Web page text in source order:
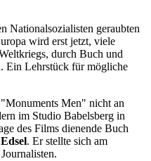
Nationalsozialisten geraubten
wird erst jetzt, viele
durch Buch und
Ein Lehrstück für mögliche
Men" nicht an
im Studio Babelsberg in
des Films dienende Buch
. Er stellte sich am